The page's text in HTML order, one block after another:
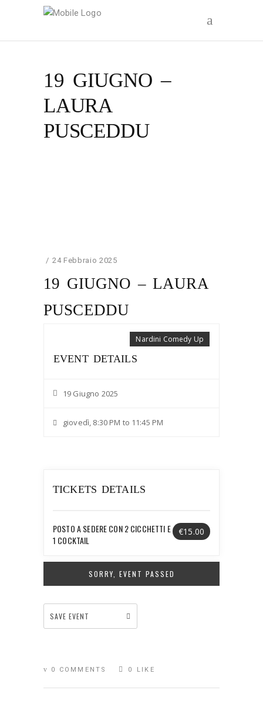
19 GIUGNO –
LAURA
PUSCEDDU
24 Febbraio 2025
19 GIUGNO – LAURA
PUSCEDDU
Nardini Comedy Up
EVENT DETAILS
19 Giugno 2025
giovedì, 8:30 PM to 11:45 PM
TICKETS DETAILS
€15.00
POSTO A SEDERE CON 2 CICCHETTI E
1 COCKTAIL
SORRY, EVENT PASSED
SAVE EVENT
0 COMMENTS 0 LIKE